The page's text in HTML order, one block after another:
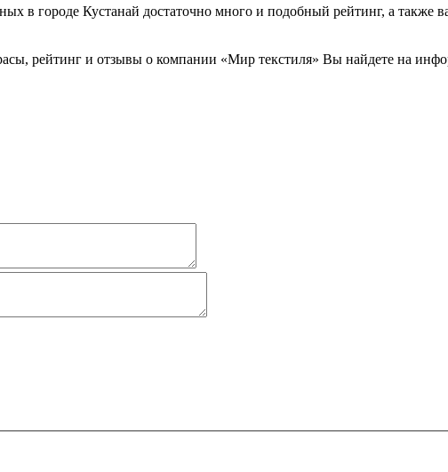
в городе Кустанай достаточно много и подобный рейтинг, а также
рейтинг и отзывы о компании «Мир текстиля» Вы найдете на